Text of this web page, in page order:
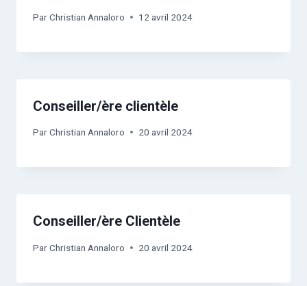
ParChristian Annaloro 12 avril 2024
Conseiller/ère clientèle
ParChristian Annaloro 20 avril 2024
Conseiller/ère Clientèle
ParChristian Annaloro 20 avril 2024